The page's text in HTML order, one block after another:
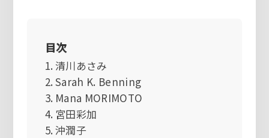
目次
清川あさみ
Sarah K. Benning
Mana MORIMOTO
宮田彩加
沖潤子